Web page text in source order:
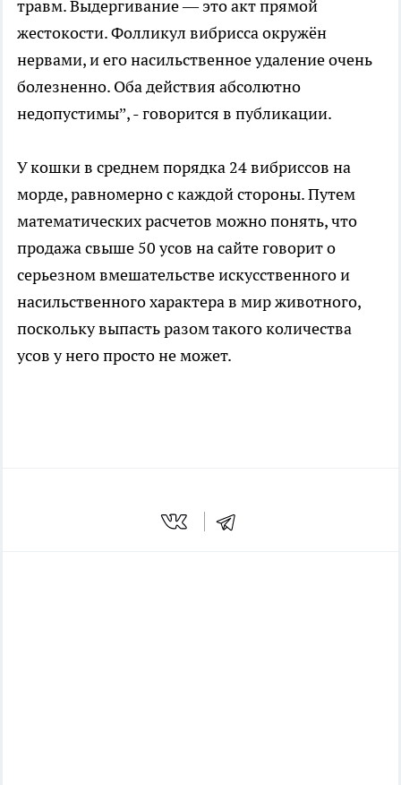
травм. Выдергивание — это акт прямой
жестокости. Фолликул вибрисса окружён
нервами, и его насильственное удаление очень
болезненно. Оба действия абсолютно
недопустимы”, - говорится в публикации.
У кошки в среднем порядка 24 вибриссов на
морде, равномерно с каждой стороны. Путем
математических расчетов можно понять, что
продажа свыше 50 усов на сайте говорит о
серьезном вмешательстве искусственного и
насильственного характера в мир животного,
поскольку выпасть разом такого количества
усов у него просто не может.